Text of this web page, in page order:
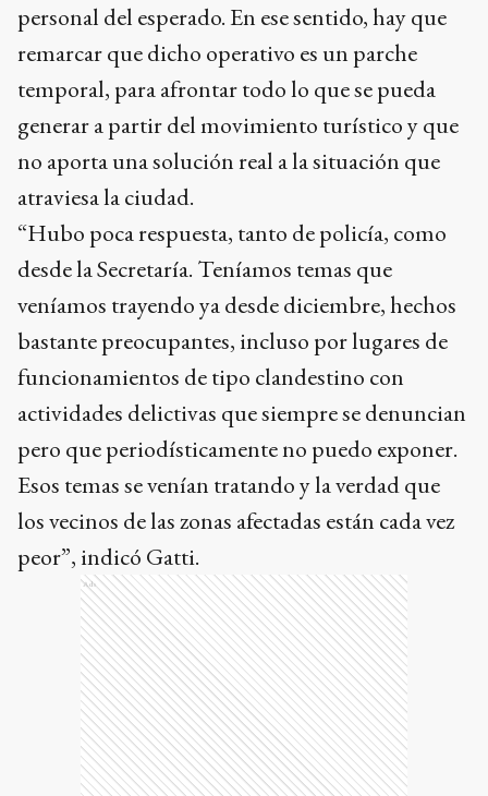
personal del esperado. En ese sentido, hay que
remarcar que dicho operativo es un parche
temporal, para afrontar todo lo que se pueda
generar a partir del movimiento turístico y que
no aporta una solución real a la situación que
atraviesa la ciudad.
“Hubo poca respuesta, tanto de policía, como
desde la Secretaría. Teníamos temas que
veníamos trayendo ya desde diciembre, hechos
bastante preocupantes, incluso por lugares de
funcionamientos de tipo clandestino con
actividades delictivas que siempre se denuncian
pero que periodísticamente no puedo exponer.
Esos temas se venían tratando y la verdad que
los vecinos de las zonas afectadas están cada vez
peor”, indicó Gatti.
Ads